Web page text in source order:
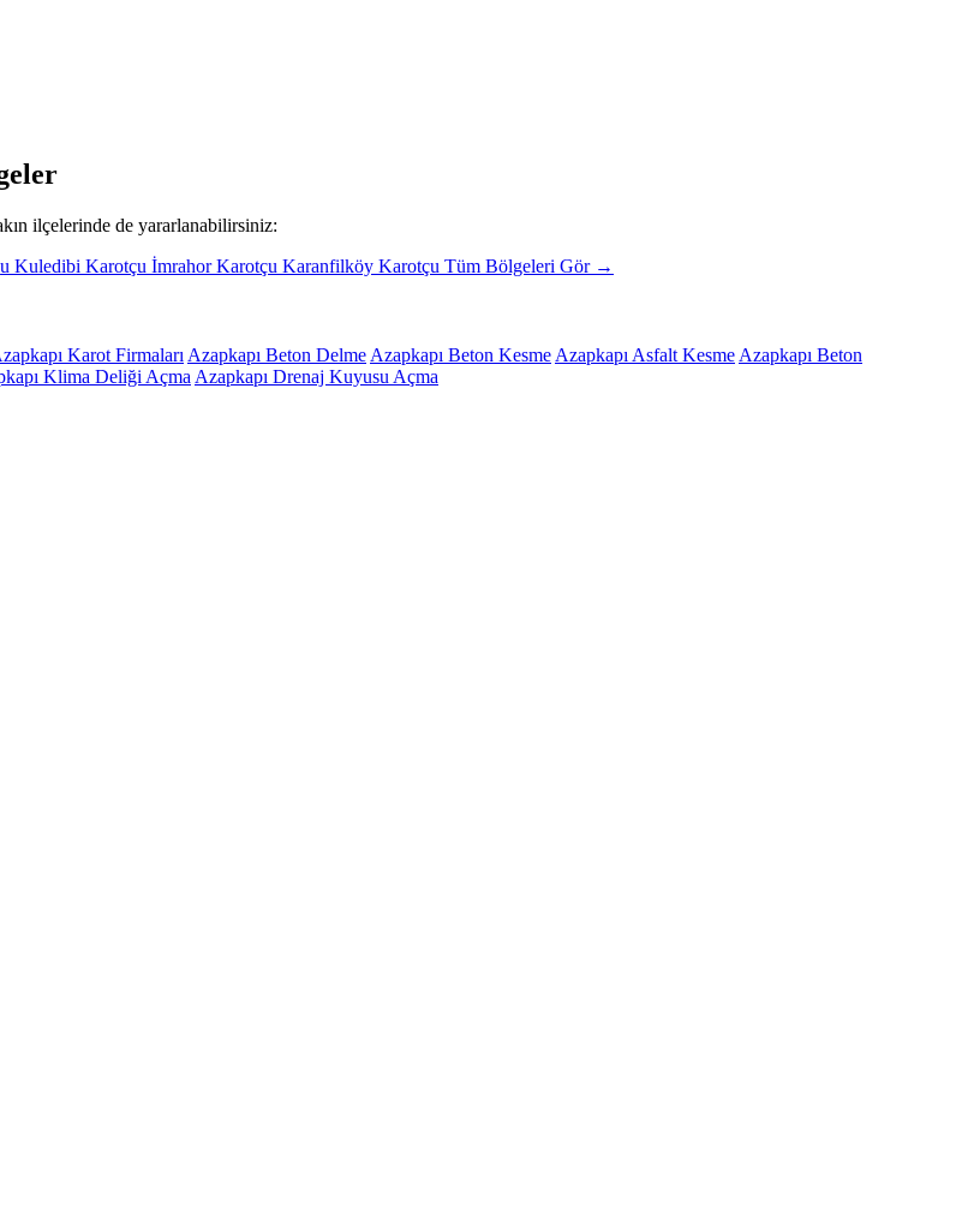
ilçelerinde de yararlanabilirsiniz:
Kuledibi Karotçu İmrahor Karotçu Karanfilköy Karotçu Tüm Bölgeleri Gör →
Karot Firmaları Azapkapı Beton Delme Azapkapı Beton Kesme Azapkapı Asfalt Kesme Azapkapı Beton
Klima Deliği Açma Azapkapı Drenaj Kuyusu Açma